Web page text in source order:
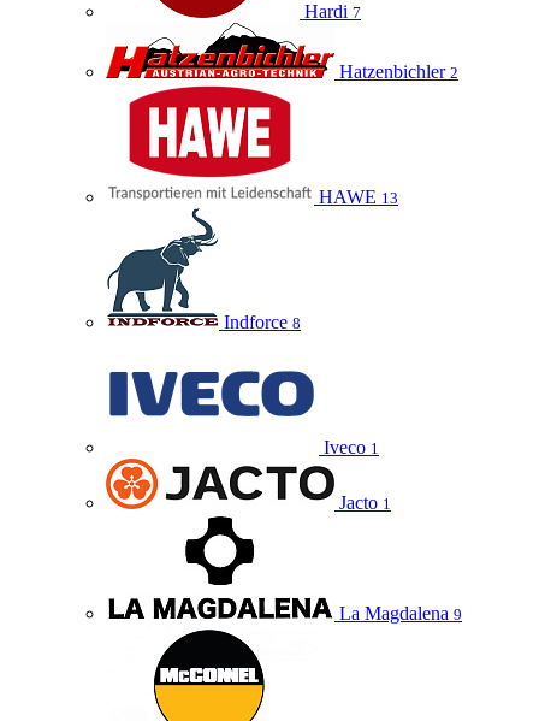
Hardi 7
Hatzenbichler 2
HAWE 13
Indforce 8
Iveco 1
Jacto 1
La Magdalena 9